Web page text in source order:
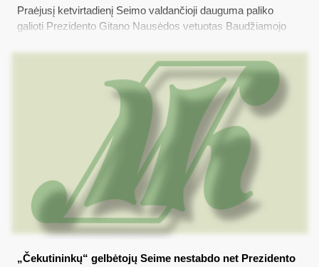
Praėjusį ketvirtadienį Seimo valdančioji dauguma paliko
galioti Prezidento Gitano Nausėdos vetuotas Baudžiamojo
gerokai palengvina nagus į mokesčių mokėtojų kišenę
nepagrįstai įkišusių politikų atsakomybę: už tai balsavo 79
parlamentarai, iš jų - 45 socialdemokratai ir 17 „Nemuno
„Čekutininkų“ gelbėtojų Seime nestabdo net Prezidento